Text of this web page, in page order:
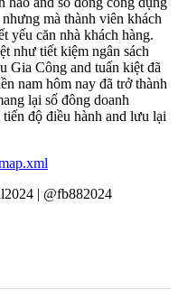
mà thành viên khách
yếu căn nhà khách hàng.
như tiết kiệm ngân sách
Gia Công and tuấn kiệt đã
nam hôm nay đã trở thành
lại số đông doanh
độ điều hành and lưu lại
| @fb882024